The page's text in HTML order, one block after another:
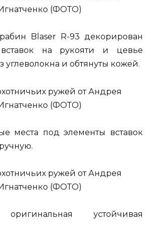
Blaser R-93 декорирован
на рукояти и цевье
углеволокна и обтянуты кожей.
места под элементы вставок
оригинальная устойчивая